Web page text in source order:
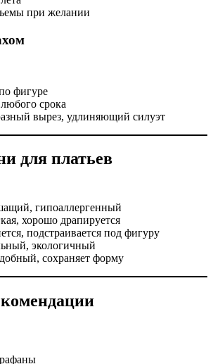
при желании
фигуре
срока
вырез, удлиняющий силуэт
для платьев
гипоаллергенный
хорошо драпируется
подстраивается под фигуру
экологичный
сохраняет форму